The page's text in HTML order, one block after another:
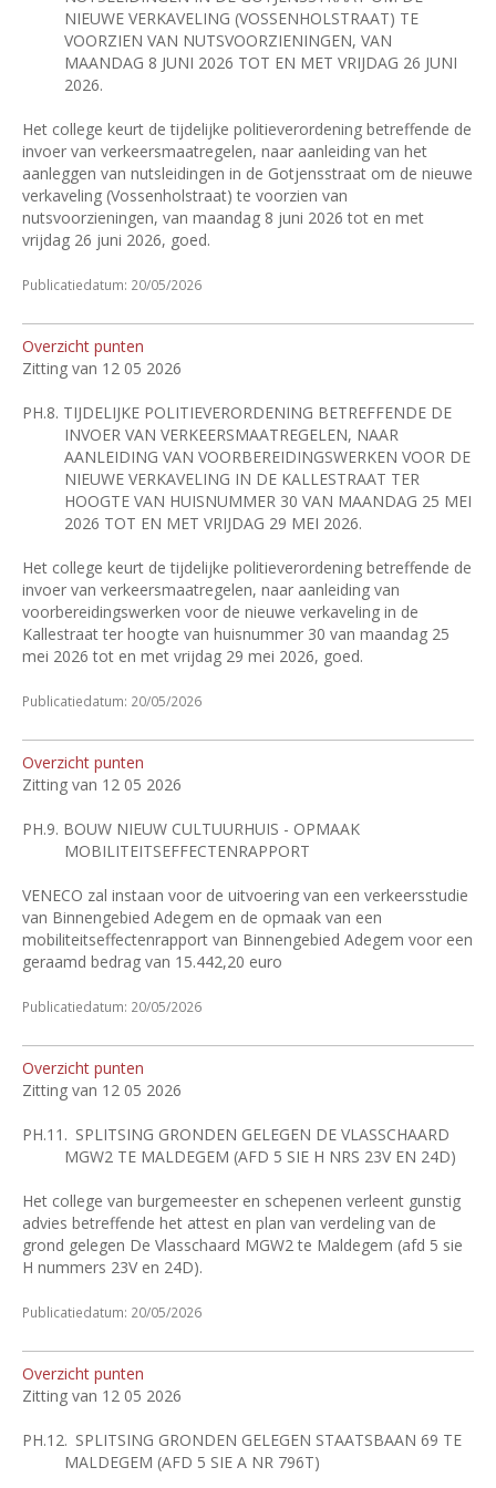
NIEUWE VERKAVELING (VOSSENHOLSTRAAT) TE
VOORZIEN VAN NUTSVOORZIENINGEN, VAN
MAANDAG 8 JUNI 2026 TOT EN MET VRIJDAG 26 JUNI
2026.
Het college keurt de tijdelijke politieverordening betreffende de
invoer van verkeersmaatregelen, naar aanleiding van het
aanleggen van nutsleidingen in de Gotjensstraat om de nieuwe
verkaveling (Vossenholstraat) te voorzien van
nutsvoorzieningen, van maandag 8 juni 2026 tot en met
vrijdag 26 juni 2026, goed.
Publicatiedatum: 20/05/2026
Overzicht punten
Zitting van 12 05 2026
PH.8. TIJDELIJKE POLITIEVERORDENING BETREFFENDE DE
INVOER VAN VERKEERSMAATREGELEN, NAAR
AANLEIDING VAN VOORBEREIDINGSWERKEN VOOR DE
NIEUWE VERKAVELING IN DE KALLESTRAAT TER
HOOGTE VAN HUISNUMMER 30 VAN MAANDAG 25 MEI
2026 TOT EN MET VRIJDAG 29 MEI 2026.
Het college keurt de tijdelijke politieverordening betreffende de
invoer van verkeersmaatregelen, naar aanleiding van
voorbereidingswerken voor de nieuwe verkaveling in de
Kallestraat ter hoogte van huisnummer 30 van maandag 25
mei 2026 tot en met vrijdag 29 mei 2026, goed.
Publicatiedatum: 20/05/2026
Overzicht punten
Zitting van 12 05 2026
PH.9. BOUW NIEUW CULTUURHUIS - OPMAAK
MOBILITEITSEFFECTENRAPPORT
VENECO zal instaan voor de uitvoering van een verkeersstudie
van Binnengebied Adegem en de opmaak van een
mobiliteitseffectenrapport van Binnengebied Adegem voor een
geraamd bedrag van 15.442,20 euro
Publicatiedatum: 20/05/2026
Overzicht punten
Zitting van 12 05 2026
PH.11. SPLITSING GRONDEN GELEGEN DE VLASSCHAARD
MGW2 TE MALDEGEM (AFD 5 SIE H NRS 23V EN 24D)
Het college van burgemeester en schepenen verleent gunstig
advies betreffende het attest en plan van verdeling van de
grond gelegen De Vlasschaard MGW2 te Maldegem (afd 5 sie
H nummers 23V en 24D).
Publicatiedatum: 20/05/2026
Overzicht punten
Zitting van 12 05 2026
PH.12. SPLITSING GRONDEN GELEGEN STAATSBAAN 69 TE
MALDEGEM (AFD 5 SIE A NR 796T)